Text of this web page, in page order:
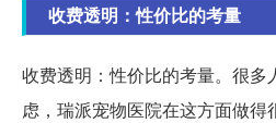
收费透明：性价比的考量
收费透明：性价比的考量。很多
虑，瑞派宠物医院在这方面做